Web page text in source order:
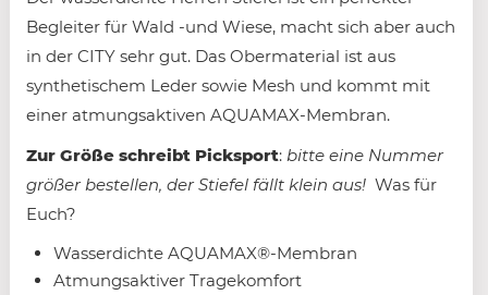
Begleiter für Wald -und Wiese, macht sich aber auch
in der CITY sehr gut. Das Obermaterial ist aus
synthetischem Leder sowie Mesh und kommt mit
einer atmungsaktiven AQUAMAX-Membran.
Zur Größe schreibt Picksport: bitte eine Nummer
größer bestellen, der Stiefel fällt klein aus! Was für
Euch?
Wasserdichte AQUAMAX®-Membran
Atmungsaktiver Tragekomfort